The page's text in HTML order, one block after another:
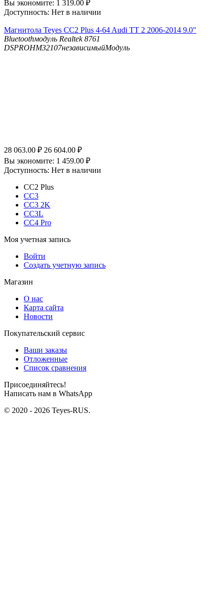
Вы экономите: 1 319.00 ₽
Доступность: Нет в наличии
Магнитола Teyes CC2 Plus 4-64 Audi TT 2 2006-2014 9.0"
Bluetoothмодуль Realtek 8761
DSPROHM32107независимыйМодуль
28 063.00 ₽ 26 604.00 ₽
Вы экономите: 1 459.00 ₽
Доступность: Нет в наличии
CC2 Plus
CC3
CC3 2K
CC3L
CC4 Pro
Моя учетная запись
Войти
Создать учетную запись
Магазин
О нас
Карта сайта
Новости
Покупательский сервис
Ваши заказы
Отложенные
Список сравнения
Присоединяйтесь!
Написать нам в WhatsApp
© 2020 - 2026 Teyes-RUS.